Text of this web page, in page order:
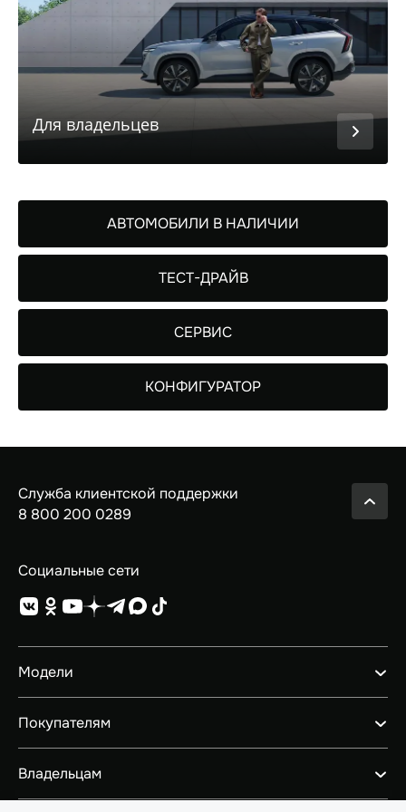
Для владельцев
АВТОМОБИЛИ В НАЛИЧИИ
ТЕСТ-ДРАЙВ
СЕРВИС
КОНФИГУРАТОР
Служба клиентской поддержки
8 800 200 0289
Социальные сети
Модели
GEELY EX5 ГИБРИД
PREFACE
CITYRAY
Покупателям
Автомобили в наличии
Владельцам